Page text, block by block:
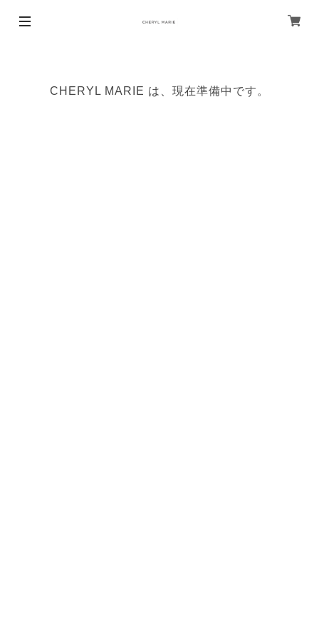
CHERYL MARIE は、現在準備中です。